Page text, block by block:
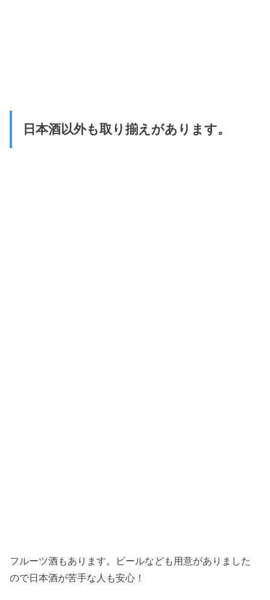
日本酒以外も取り揃えがあります。
フルーツ酒もあります。ビールなども用意がありました
ので日本酒が苦手な人も安心！